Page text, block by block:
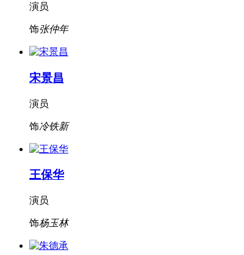
演员
饰张仲年
宋景昌
演员
饰冷铁新
王保华
演员
饰杨玉林